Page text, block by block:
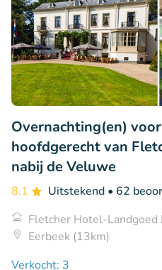
Overnachting(en)
hoofdgerecht van
nabij de Veluwe
8.1 Uitstekend • 62
Fletcher Hotel-Landgoed
Eerbeek (13km)
Verkocht: 3